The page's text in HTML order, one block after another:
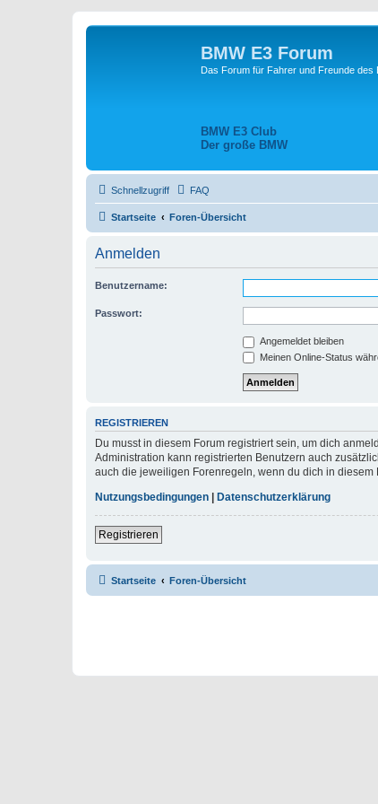
BMW E3 Forum
Das Forum für Fahrer und Freunde des
BMW E3 Club
Der große BMW
Schnellzugriff FAQ
Startseite Foren-Übersicht
Anmelden
Benutzername:
Passwort:
Angemeldet bleiben
Meinen Online-Status
REGISTRIEREN
Du musst in diesem Forum registriert sein, um dich
Administration kann registrierten Benutzern auch
auch die jeweiligen Forenregeln, wenn du dich in diesem
Nutzungsbedingungen | Datenschutzerklärung
Registrieren
Startseite Foren-Übersicht